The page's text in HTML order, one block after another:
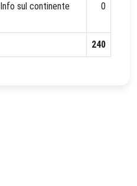
sul continente
0
240